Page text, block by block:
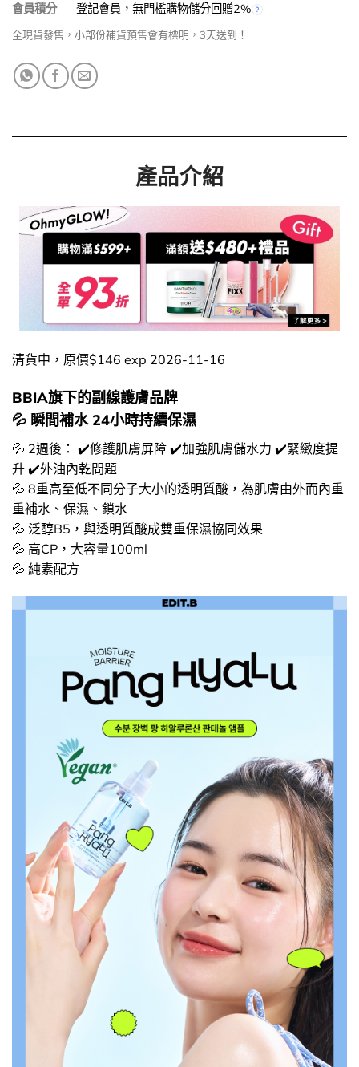
會員積分
登記會員，無門檻購物儲分回贈2%
全現貨發售，小部份補貨預售會有標明，3天送到！
產品介紹
清貨中，原價$146 exp 2026-11-16
BBIA旗下的副線護膚品牌
💦 瞬間補水 24小時持續保濕
💦 2週後： ✔️修護肌膚屏障 ✔️加強肌膚儲水力 ✔️緊緻度提
升 ✔️外油內乾問題
💦 8重高至低不同分子大小的透明質酸，為肌膚由外而內重
重補水、保濕、鎖水
💦 泛醇B5，與透明質酸成雙重保濕協同效果
💦 高CP，大容量100ml
💦 純素配方